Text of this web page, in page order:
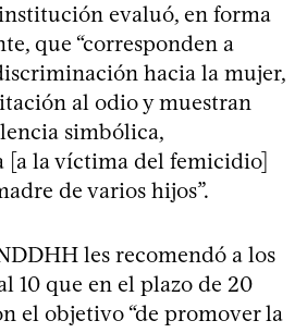
evaluó, en forma
que “corresponden a
hacia la mujer,
al odio y muestran
simbólica,
la víctima del femicidio]
de varios hijos”.
les recomendó a los
10 que en el plazo de 20
el objetivo “de promover la